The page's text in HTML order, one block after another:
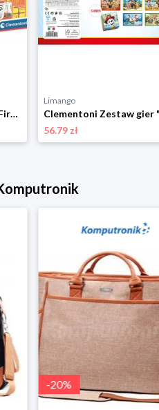
Puzzle Clementoni Disney Firebuds 3 x 48 el. 25283
Limango
56.79 zł
-20%